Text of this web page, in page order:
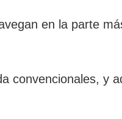
en la parte
convencionales, y